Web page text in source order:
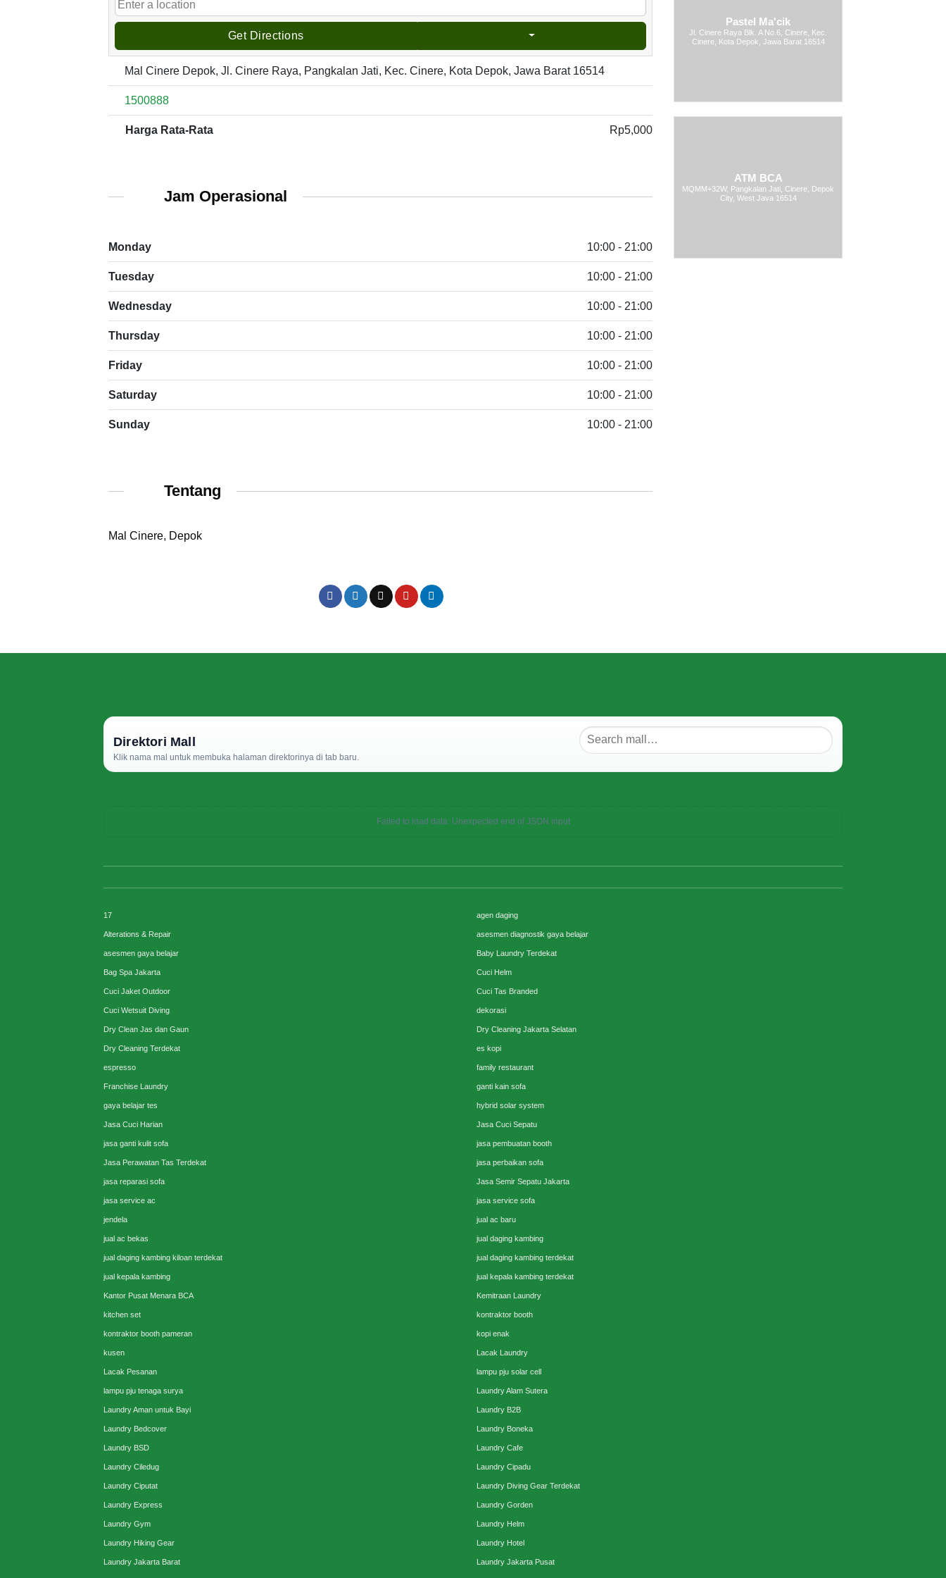
Get Directions
Mal Cinere Depok, Jl. Cinere Raya, Pangkalan Jati, Kec. Cinere, Kota Depok, Jawa Barat 16514
1500888
Harga Rata-Rata Rp5,000
Jam Operasional
Monday 10:00 - 21:00
Tuesday 10:00 - 21:00
Wednesday 10:00 - 21:00
Thursday 10:00 - 21:00
Friday 10:00 - 21:00
Saturday 10:00 - 21:00
Sunday 10:00 - 21:00
Tentang
Mal Cinere, Depok
Pastel Ma'cik
Jl. Cinere Raya Blk. A No.6, Cinere, Kec.
Cinere, Kota Depok, Jawa Barat 16514
ATM BCA
MQMM+32W, Pangkalan Jati, Cinere, Depok
City, West Java 16514
Direktori Mall
Klik nama mal untuk membuka halaman direktorinya di tab baru.
Failed to load data: Unexpected end of JSON input
17 agen daging
Alterations & Repair asesmen diagnostik gaya belajar
asesmen gaya belajar Baby Laundry Terdekat
Bag Spa Jakarta Cuci Helm
Cuci Jaket Outdoor Cuci Tas Branded
Cuci Wetsuit Diving dekorasi
Dry Clean Jas dan Gaun Dry Cleaning Jakarta Selatan
Dry Cleaning Terdekat es kopi
espresso family restaurant
Franchise Laundry ganti kain sofa
gaya belajar tes hybrid solar system
Jasa Cuci Harian Jasa Cuci Sepatu
jasa ganti kulit sofa jasa pembuatan booth
Jasa Perawatan Tas Terdekat jasa perbaikan sofa
jasa reparasi sofa Jasa Semir Sepatu Jakarta
jasa service ac jasa service sofa
jendela jual ac baru
jual ac bekas jual daging kambing
jual daging kambing kiloan terdekat jual daging kambing terdekat
jual kepala kambing jual kepala kambing terdekat
Kantor Pusat Menara BCA Kemitraan Laundry
kitchen set kontraktor booth
kontraktor booth pameran kopi enak
kusen Lacak Laundry
Lacak Pesanan lampu pju solar cell
lampu pju tenaga surya Laundry Alam Sutera
Laundry Aman untuk Bayi Laundry B2B
Laundry Bedcover Laundry Boneka
Laundry BSD Laundry Cafe
Laundry Ciledug Laundry Cipadu
Laundry Ciputat Laundry Diving Gear Terdekat
Laundry Express Laundry Gorden
Laundry Gym Laundry Helm
Laundry Hiking Gear Laundry Hotel
Laundry Jakarta Barat Laundry Jakarta Pusat